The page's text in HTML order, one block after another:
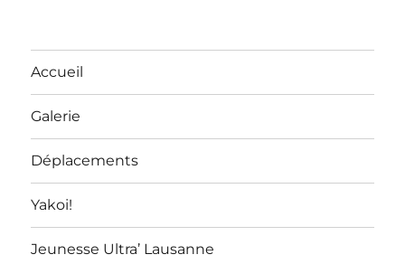
Accueil
Galerie
Déplacements
Yakoi!
Jeunesse Ultra’ Lausanne